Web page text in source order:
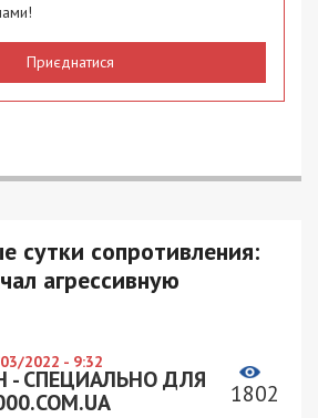
Приєднатися
сутки сопротивления:
агрессивную
2022 - 9:32
- СПЕЦИАЛЬНО ДЛЯ
1802